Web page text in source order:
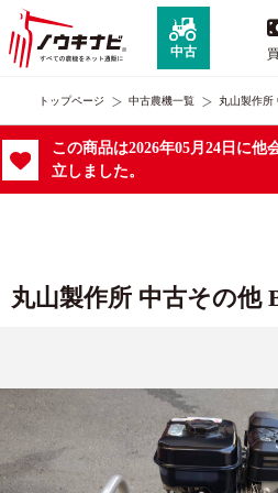
中古
トップページ 中古農機一覧 丸山製作所
この商品は2026年05月24日に他
立しました。
丸山製作所 中古その